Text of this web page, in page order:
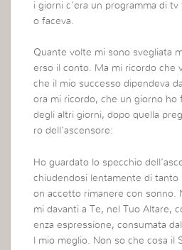
i giorni c’era un programma di
o faceva.
Quante volte mi sono svegliata
erso il conto. Ma mi ricordo che
che il mio successo dipendeva
ora mi ricordo, che un giorno ho
degli altri giorni, dopo quella
ro dell’ascensore:
Ho guardato lo specchio
chiudendosi lentamente di tanto
on accetto rimanere con sonno.
mi davanti a Te, nel Tuo Altare,
enza espressione, consumata
l mio meglio. Non so che cosa il